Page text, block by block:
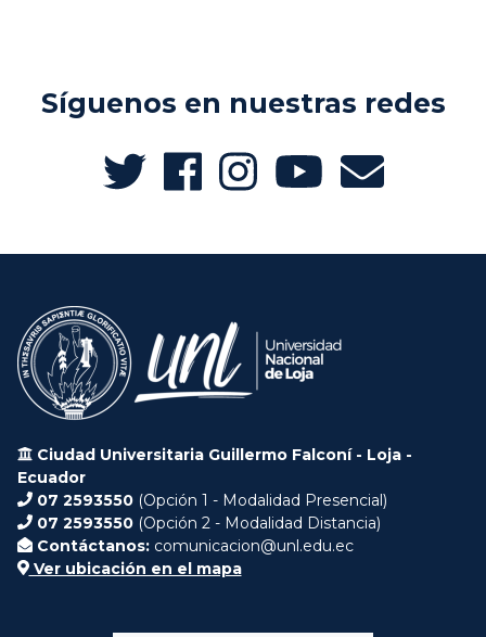
Síguenos en nuestras redes
Ciudad Universitaria Guillermo Falconí - Loja -
Ecuador
07 2593550 (Opción 1 - Modalidad Presencial)
07 2593550 (Opción 2 - Modalidad Distancia)
Contáctanos: comunicacion@unl.edu.ec
Ver ubicación en el mapa